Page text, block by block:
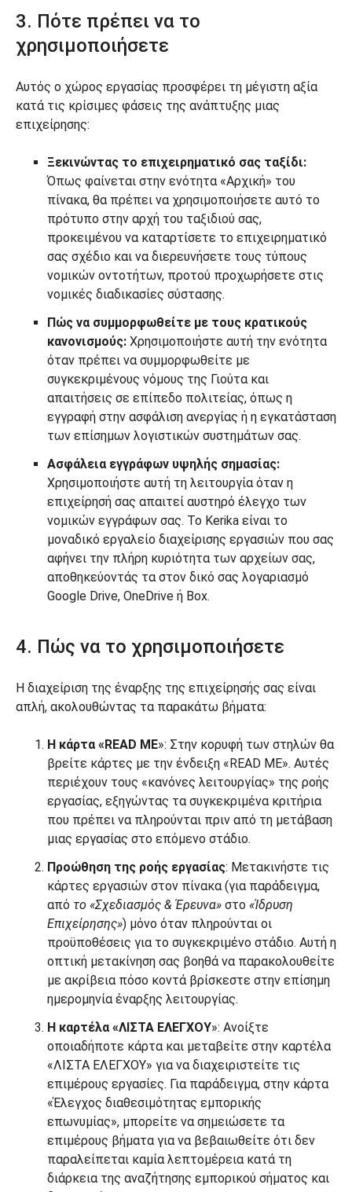
3. Πότε πρέπει να το
χρησιμοποιήσετε
Αυτός ο χώρος εργασίας προσφέρει τη μέγιστη αξία
κατά τις κρίσιμες φάσεις της ανάπτυξης μιας
επιχείρησης:
Ξεκινώντας το επιχειρηματικό σας ταξίδι:
Όπως φαίνεται στην ενότητα «Αρχική» του
πίνακα, θα πρέπει να χρησιμοποιήσετε αυτό το
πρότυπο στην αρχή του ταξιδιού σας,
προκειμένου να καταρτίσετε το επιχειρηματικό
σας σχέδιο και να διερευνήσετε τους τύπους
νομικών οντοτήτων, προτού προχωρήσετε στις
νομικές διαδικασίες σύστασης.
Πώς να συμμορφωθείτε με τους κρατικούς
κανονισμούς: Χρησιμοποιήστε αυτή την ενότητα
όταν πρέπει να συμμορφωθείτε με
συγκεκριμένους νόμους της Γιούτα και
απαιτήσεις σε επίπεδο πολιτείας, όπως η
εγγραφή στην ασφάλιση ανεργίας ή η εγκατάσταση
των επίσημων λογιστικών συστημάτων σας.
Ασφάλεια εγγράφων υψηλής σημασίας:
Χρησιμοποιήστε αυτή τη λειτουργία όταν η
επιχείρησή σας απαιτεί αυστηρό έλεγχο των
νομικών εγγράφων σας. Το Kerika είναι το
μοναδικό εργαλείο διαχείρισης εργασιών που σας
αφήνει την πλήρη κυριότητα των αρχείων σας,
αποθηκεύοντάς τα στον δικό σας λογαριασμό
Google Drive, OneDrive ή Box.
4. Πώς να το χρησιμοποιήσετε
Η διαχείριση της έναρξης της επιχείρησής σας είναι
απλή, ακολουθώντας τα παρακάτω βήματα:
Η κάρτα «READ ME»: Στην κορυφή των στηλών θα
βρείτε κάρτες με την ένδειξη «READ ME». Αυτές
περιέχουν τους «κανόνες λειτουργίας» της ροής
εργασίας, εξηγώντας τα συγκεκριμένα κριτήρια
που πρέπει να πληρούνται πριν από τη μετάβαση
μιας εργασίας στο επόμενο στάδιο.
Προώθηση της ροής εργασίας: Μετακινήστε τις
κάρτες εργασιών στον πίνακα (για παράδειγμα,
από το «Σχεδιασμός & Έρευνα» στο «Ίδρυση
Επιχείρησης») μόνο όταν πληρούνται οι
προϋποθέσεις για το συγκεκριμένο στάδιο. Αυτή η
οπτική μετακίνηση σας βοηθά να παρακολουθείτε
με ακρίβεια πόσο κοντά βρίσκεστε στην επίσημη
ημερομηνία έναρξης λειτουργίας.
Η καρτέλα «ΛΙΣΤΑ ΕΛΕΓΧΟΥ»: Ανοίξτε
οποιαδήποτε κάρτα και μεταβείτε στην καρτέλα
«ΛΙΣΤΑ ΕΛΕΓΧΟΥ» για να διαχειριστείτε τις
επιμέρους εργασίες. Για παράδειγμα, στην κάρτα
«Έλεγχος διαθεσιμότητας εμπορικής
επωνυμίας», μπορείτε να σημειώσετε τα
επιμέρους βήματα για να βεβαιωθείτε ότι δεν
παραλείπεται καμία λεπτομέρεια κατά τη
διάρκεια της αναζήτησης εμπορικού σήματος και